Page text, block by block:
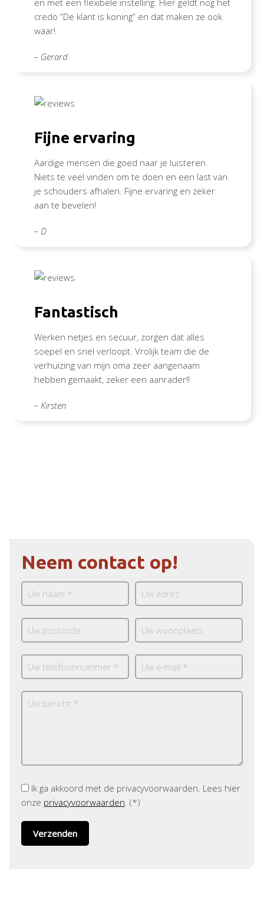
credo “De klant is koning” en dat maken ze ook
waar!
– Gerard
Fijne ervaring
Aardige mensen die goed naar je luisteren.
Niets te veel vinden om te doen en een last van
je schouders afhalen. Fijne ervaring en zeker
aan te bevelen!
– D
Fantastisch
Werken netjes en secuur, zorgen dat alles
soepel en snel verloopt. Vrolijk team die de
verhuizing van mijn oma zeer aangenaam
hebben gemaakt, zeker een aanrader!!
– Kirsten
Neem contact op!
Ik ga akkoord met de privacyvoorwaarden. Lees hier
onze privacyvoorwaarden . (*)